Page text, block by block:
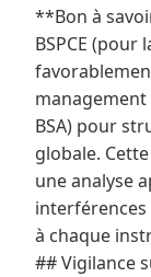
**Bon à
BSPCE (pour
BSA) pour
globale.
une analyse
interférences
à chaque
## Vigilance